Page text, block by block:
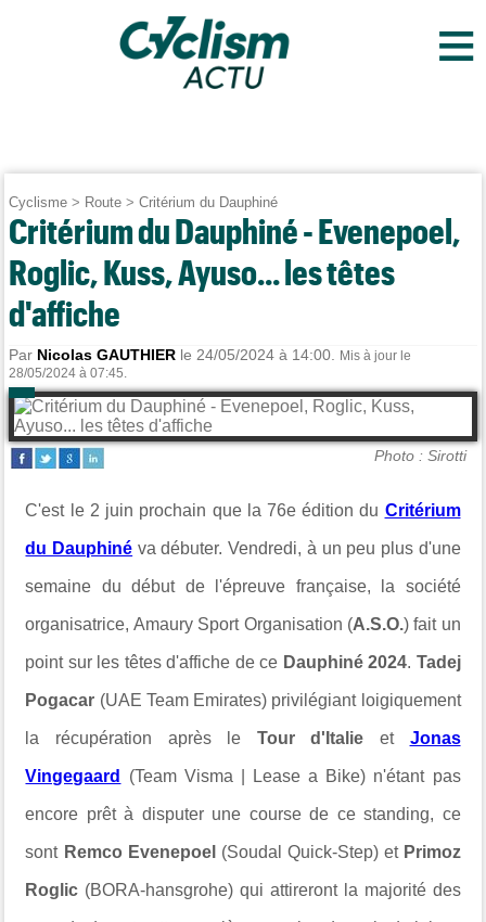
≡
Cyclisme > Route >Critérium du Dauphiné
Critérium du Dauphiné - Evenepoel,
Roglic, Kuss, Ayuso... les têtes
d'affiche
Par Nicolas GAUTHIER le 24/05/2024 à 14:00.
Mis à jour le
28/05/2024 à 07:45.
Photo : Sirotti
C'est le 2 juin prochain que la 76e édition du Critérium
du Dauphiné va débuter. Vendredi, à un peu plus d'une
semaine du début de l'épreuve française, la société
organisatrice, Amaury Sport Organisation (A.S.O.) fait un
point sur les têtes d'affiche de ce Dauphiné 2024. Tadej
Pogacar (UAE Team Emirates) privilégiant loigiquement
la récupération après le Tour d'Italie et Jonas
Vingegaard (Team Visma | Lease a Bike) n'étant pas
encore prêt à disputer une course de ce standing, ce
sont Remco Evenepoel (Soudal Quick-Step) et Primoz
Roglic (BORA-hansgrohe) qui attireront la majorité des